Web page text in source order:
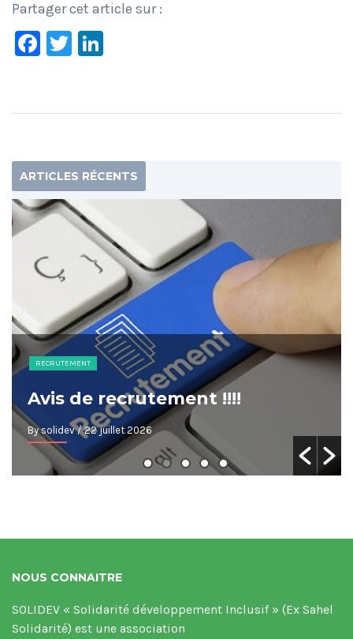
Partager cet article sur :
Facebook
Twitter
ARTICLES RÉCENTS
RECRUTEMENT
Avis de recrutement !!!!
By solidev/ 22 juillet 2026
NOUS CONNAITRE
SOLIDEV « Solidarité développement Inclusif » (Ex Sahel
Solidarité) est une association